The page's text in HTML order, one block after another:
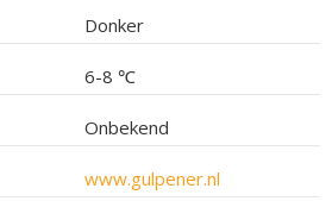
Donker
6-8 ℃
Onbekend
www.gulpener.nl